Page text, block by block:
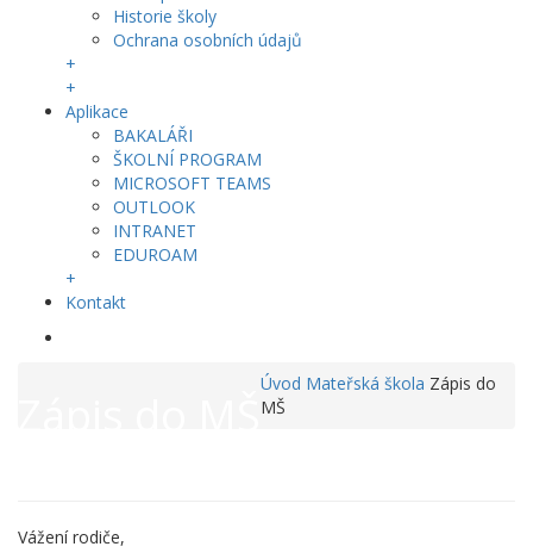
Historie školy
Ochrana osobních údajů
+
+
Aplikace
BAKALÁŘI
ŠKOLNÍ PROGRAM
MICROSOFT TEAMS
OUTLOOK
INTRANET
EDUROAM
+
Kontakt
Úvod Mateřská škola Zápis do
MŠ
Vážení rodiče,